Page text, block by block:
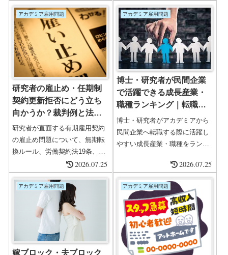
くリクルートダイレクトスカウ
トリクルートダイレクトスカウ
トはリクルートが運営するハイ
クラス専門のヘッドハンティン
グサービスです。ヘッドハンタ
ーが2500名ほど在籍し、年収
800万円以上の一般非公開ハイ
クラス・エグゼクティブ向けの
高収入案件を多...
アカデミア雇用問題
研究者の雇止め・任期制
契約更新拒否にどう立ち
向かうか？裁判例と法的
対応を徹底解説
研究者が直面する有期雇用契約
の雇止め問題について、無期転
換ルール、労働契約法19条、裁
判例、事例、体験談を交えなが
ら具体的な法的対応策を解説。
雇止めに悩む方へ実践的アドバ
イスとFAQも掲載。
2026.07.25
アカデミア雇用問題
博士・研究者が民間企業
で活躍できる成長産業・
職種ランキング｜転職サ
イト活用法2026
博士・研究者がアカデミアから
民間企業へ転職する際に活躍し
やすい成長産業・職種をランキ
サイトやエージェント活用法も
紹介し、キャリアチェンジを成
功させる方法を徹底ガイド。
2026.07.25
アカデミア雇用問題
嫁ブロック・夫ブロック
アカデミア雇用問題